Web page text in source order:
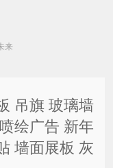
来
吊旗 玻璃墙
绘广告 新年
墙面展板 灰